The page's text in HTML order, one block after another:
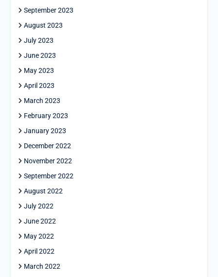
September 2023
August 2023
July 2023
June 2023
May 2023
April 2023
March 2023
February 2023
January 2023
December 2022
November 2022
September 2022
August 2022
July 2022
June 2022
May 2022
April 2022
March 2022